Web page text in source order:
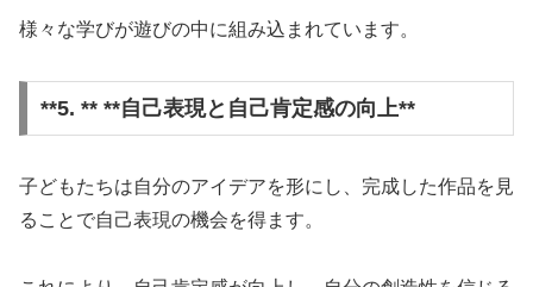
様々な学びが遊びの中に組み込まれています。
**5. ** **自己表現と自己肯定感の向上**
子どもたちは自分のアイデアを形にし、完成した作品を見
ることで自己表現の機会を得ます。